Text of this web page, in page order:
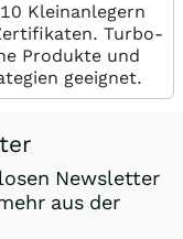
Kleinanlegern
Turbo-
Produkte und
geeignet.
Newsletter
aus der